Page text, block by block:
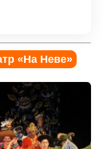
«На Неве»